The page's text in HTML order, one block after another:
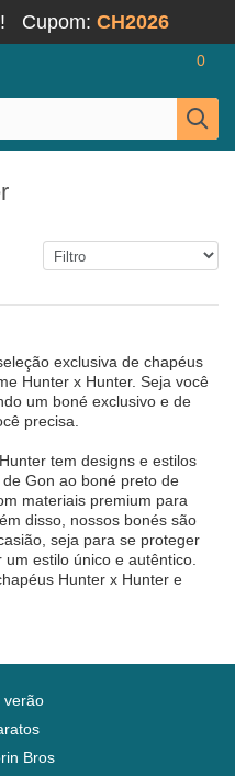
Cupom: CH2026
0
exclusiva de chapéus
Hunter x Hunter. Seja você
um boné exclusivo e de
precisa.
tem designs e estilos
Gon ao boné preto de
materiais premium para
disso, nossos bonés são
seja para se proteger
estilo único e autêntico.
Hunter x Hunter e
verão
Bros